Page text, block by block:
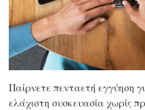
Παίρνετε πενταετή εγγύηση
ελάχιστη συσκευασία χωρίς